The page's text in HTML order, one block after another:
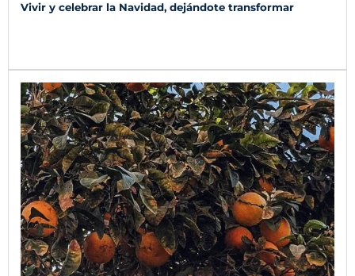
Vivir y celebrar la Navidad, dejándote transformar